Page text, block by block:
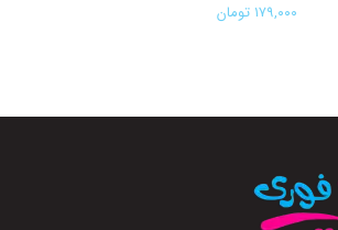
۱۷۹,۰۰۰ تومان